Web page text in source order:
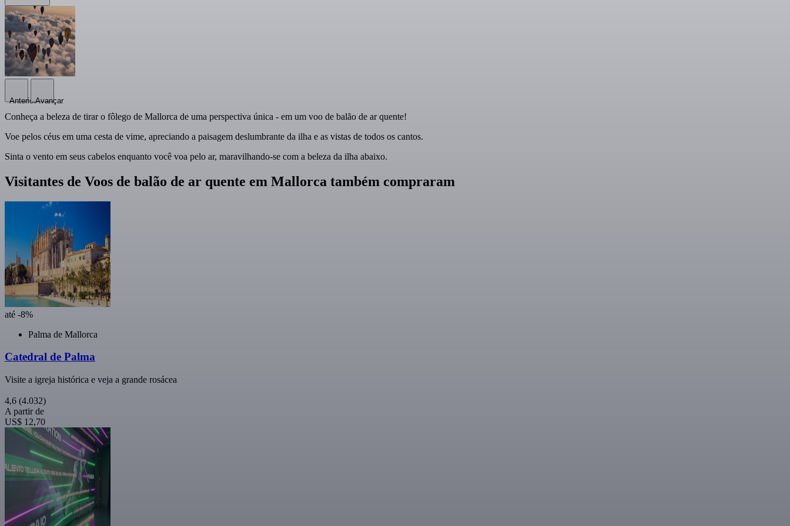
AnteriorAvançar
Conheça a beleza de tirar o fôlego de Mallorca de uma perspectiva única - em um voo de balão de ar quente!
Voe pelos céus em uma cesta de vime, apreciando a paisagem deslumbrante da ilha e as vistas de todos os cantos.
Sinta o vento em seus cabelos enquanto você voa pelo ar, maravilhando-se com a beleza da ilha abaixo.
Visitantes de Voos de balão de ar quente em Mallorca também compraram
até -8%
Palma de Mallorca
Catedral de Palma
Visite a igreja histórica e veja a grande rosácea
4,6 (4.032)
A partir de
US$ 12,70